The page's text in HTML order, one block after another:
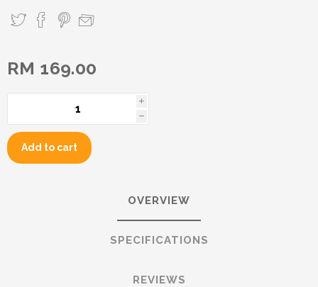
RM 169.00
i
h
Add to cart
OVERVIEW
SPECIFICATIONS
REVIEWS